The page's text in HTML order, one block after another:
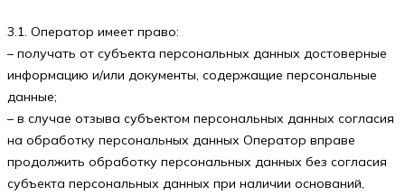
3.1. Оператор имеет право:
– получать от субъекта персональных данных достоверные
информацию и/или документы, содержащие персональные
данные;
– в случае отзыва субъектом персональных данных согласия
на обработку персональных данных Оператор вправе
продолжить обработку персональных данных без согласия
субъекта персональных данных при наличии оснований,